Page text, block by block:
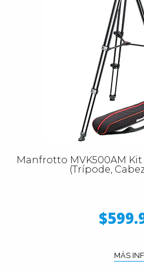
Manfrotto MVK500AM
(Trípode,
MÁS